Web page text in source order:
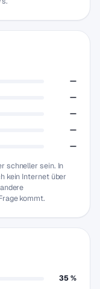
—
—
—
—
—
schneller sein. In
kein Internet über
kommt.
35 %